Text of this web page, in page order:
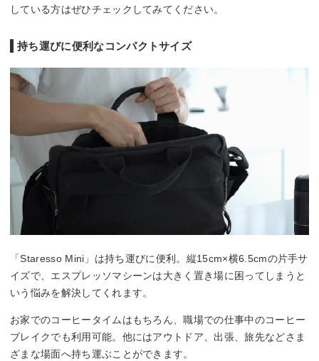
している方はぜひチェックしてみてください。
持ち運びに便利なコンパクトサイズ
「Staresso Mini」は持ち運びに便利。縦15cm×横6.5cmの片手サ
イズで、エスプレッソマシーンは大きく置き場に困ってしまうと
いう悩みを解決してくれます。
お家でのコーヒータイムはもちろん、職場での仕事中のコーヒー
ブレイクでも利用可能。他にはアウトドア、出張、旅先などさま
ざまな場面へ持ち運ぶことができます。